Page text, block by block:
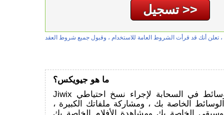
ما هو جيويكس؟
Jiwix هو أفضل مركز وسائط في السحابة لإجراء نسخ احتياطي
الخاصة بك ، ومشاركة ملفاتك الكبيرة ،
الخاصة بك ومشاهدة الأفلام الخاصة بك